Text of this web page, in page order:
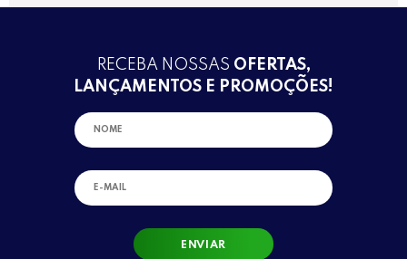
RECEBA NOSSAS OFERTAS,
LANÇAMENTOS E PROMOÇÕES!
ENVIAR